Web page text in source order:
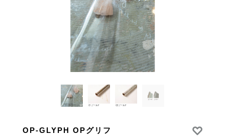
OP-GLYPH OPグリフ